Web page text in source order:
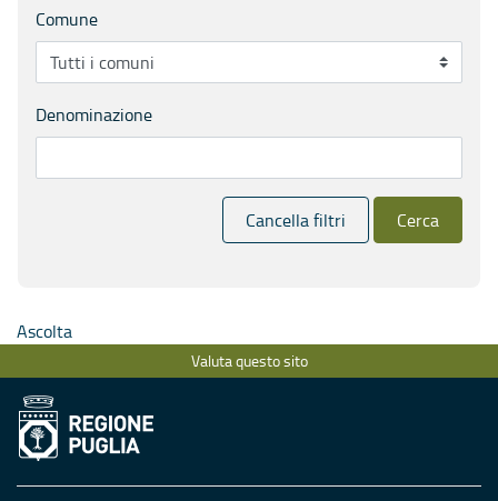
Comune
Denominazione
Cancella filtri Cerca
Ascolta
Valuta questo sito